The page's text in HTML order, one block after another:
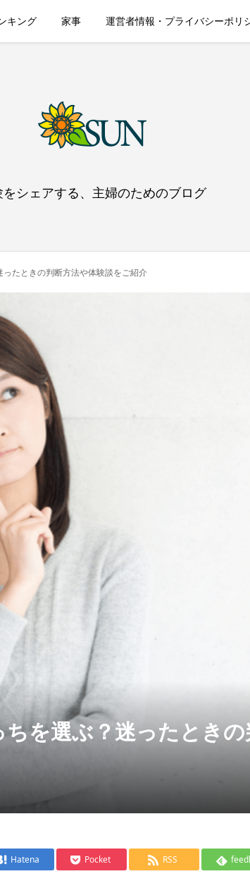
キング 家事 運営者情報・プライバシーポリ
をシェアする、主婦のためのブログ
たときの判断方法や体験談をご紹介
を選ぶ？迷ったとき
Hatena Pocket RSS